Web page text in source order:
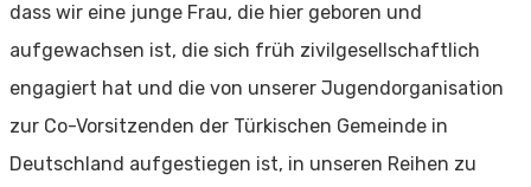
dass wir eine junge Frau, die hier geboren und
aufgewachsen ist, die sich früh zivilgesellschaftlich
engagiert hat und die von unserer Jugendorganisation
zur Co-Vorsitzenden der Türkischen Gemeinde in
Deutschland aufgestiegen ist, in unseren Reihen zu